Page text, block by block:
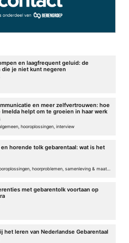
en laagfrequent geluid: de
die je niet kunt negeren
en meer zelfvertrouwen: hoe
Imelda helpt om te groeien in haar werk
hooroplossingen, interview
horende tolk gebarentaal: wat is het
met gebarentolk voortaan op
het leren van Nederlandse Gebarentaal